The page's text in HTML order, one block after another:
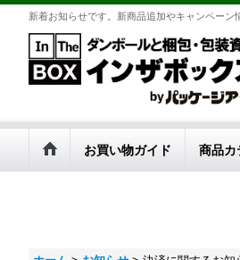
新着お知らせです。新商品追加やキャンペーン
お買い物ガイド 商品カ